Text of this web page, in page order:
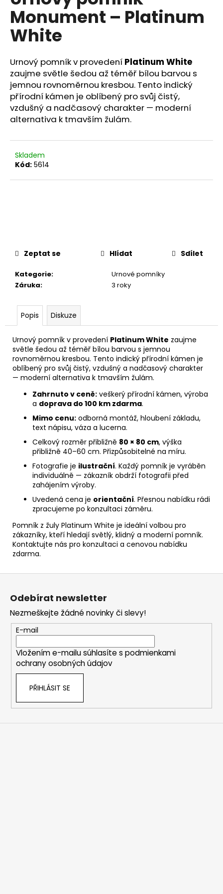
0,0
5
hvězdiček.
Monument – Platinum
White
Urnový pomník v provedení Platinum White
zaujme světle šedou až téměř bílou barvou s
jemnou rovnoměrnou kresbou. Tento indický
přírodní kámen je oblíbený pro svůj čistý,
vzdušný a nadčasový charakter — moderní
alternativa k tmavším žulám.
Skladem
Kód: 5614
Kategorie:
Urnové pomníky
Záruka: 3 roky
Zeptat se Hlídat Sdílet
Popis Diskuze
Urnový pomník v provedení Platinum White zaujme
světle šedou až téměř bílou barvou s jemnou
rovnoměrnou kresbou. Tento indický přírodní kámen je
oblíbený pro svůj čistý, vzdušný a nadčasový charakter
— moderní alternativa k tmavším žulám.
Zahrnuto v ceně: veškerý přírodní kámen, výroba
a doprava do 100 km zdarma.
Mimo cenu: odborná montáž, hloubení základu,
text nápisu, váza a lucerna.
Celkový rozměr přibližně 80 × 80 cm, výška
přibližně 40–60 cm. Přizpůsobitelné na míru.
Fotografie je ilustrační. Každý pomník je vyráběn
individuálně — zákazník obdrží fotografii před
zahájením výroby.
Uvedená cena je orientační. Přesnou nabídku rádi
zpracujeme po konzultaci záměru.
Pomník z žuly Platinum White je ideální volbou pro
zákazníky, kteří hledají světlý, klidný a moderní pomník.
Kontaktujte nás pro konzultaci a cenovou nabídku
zdarma.
a
j
í
?
HLEDAT
D
o
p
e
m
e
Z
Odebírat newsletter
Nezmeškejte žádné novinky či slevy!
E-mail
Vložením e-mailu súhlasíte s podmienkami
ochrany osobných údajov
PŘIHLÁSIT SE